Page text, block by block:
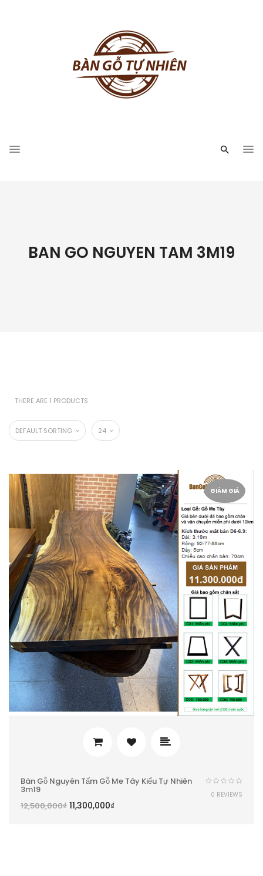
BAN GO NGUYEN TAM 3M19
THERE ARE 1 PRODUCTS
DEFAULT SORTING 24
GIẢM GIÁ
Bàn Gỗ Nguyên Tấm Gỗ Me Tây Kiểu Tự Nhiên
3m19
12,500,000₫ 11,300,000₫
0 REVIEWS